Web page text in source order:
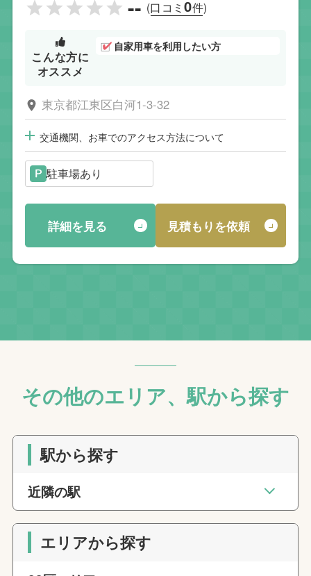
-- (口コミ0件)
こんな方に
オススメ
自家用車を利用したい方
東京都江東区白河1-3-32
交通機関、お車でのアクセス方法について
駐車場あり
詳細を見る 見積もりを依頼
その他のエリア、駅から探す
駅から探す
近隣の駅
エリアから探す